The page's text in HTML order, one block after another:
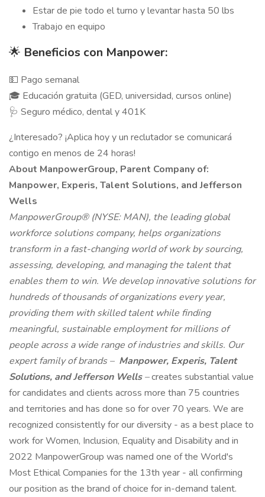
Estar de pie todo el turno y levantar hasta 50 lbs
Trabajo en equipo
🌟 Beneficios con Manpower:
💵 Pago semanal
🎓 Educación gratuita (GED, universidad, cursos online)
🩺 Seguro médico, dental y 401K
¿Interesado? ¡Aplica hoy y un reclutador se comunicará
contigo en menos de 24 horas!
About ManpowerGroup, Parent Company of:
Manpower, Experis, Talent Solutions, and Jefferson
Wells
ManpowerGroup® (NYSE: MAN), the leading global
workforce solutions company, helps organizations
transform in a fast-changing world of work by sourcing,
assessing, developing, and managing the talent that
enables them to win. We develop innovative solutions for
hundreds of thousands of organizations every year,
providing them with skilled talent while finding
meaningful, sustainable employment for millions of
people across a wide range of industries and skills. Our
expert family of brands – Manpower, Experis, Talent
Solutions, and Jefferson Wells–creates substantial value
for candidates and clients across more than 75 countries
and territories and has done so for over 70 years. We are
recognized consistently for our diversity - as a best place to
work for Women, Inclusion, Equality and Disability and in
2022 ManpowerGroup was named one of the World's
Most Ethical Companies for the 13th year - all confirming
our position as the brand of choice for in-demand talent.